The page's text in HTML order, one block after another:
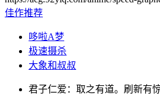
佳作推荐
哆啦A梦
极速摄杀
大象和叔叔
君子仁爱：取之有道。刷新有